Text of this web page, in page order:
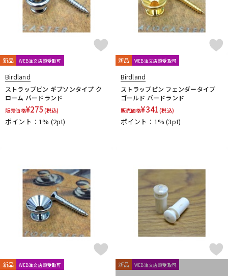
新品 WEB注文店頭受取可
Birdland
ストラップピン ギブソンタイプ ク
ローム バードランド
販売価格¥275 (税込)
ポイント：1% (2pt)
新品 WEB注文店頭受取可
Birdland
ストラップピン フェンダータイプ
ゴールド バードランド
販売価格¥341(税込)
ポイント：1%(3pt)
新品 WEB注文店頭受取可 新品 WEB注文店頭受取可